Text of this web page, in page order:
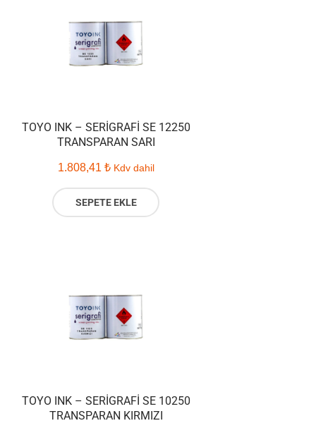
TOYO INK – SERIGRAFI SE 12250
TRANSPARAN SARI
1.808,41 ₺ Kdv dahil
SEPETE EKLE
TOYO INK – SERIGRAFI SE 10250
TRANSPARAN KIRMIZI